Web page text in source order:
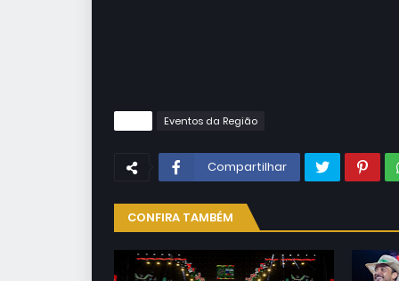
Eventos da Região
Compartilhar
CONFIRA TAMBÉM